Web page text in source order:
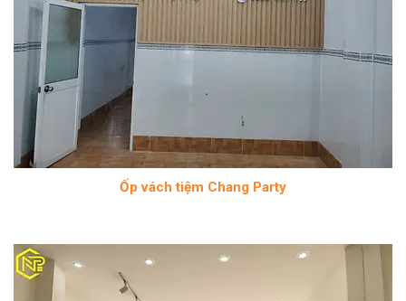
Ốp vách tiệm Chang Party